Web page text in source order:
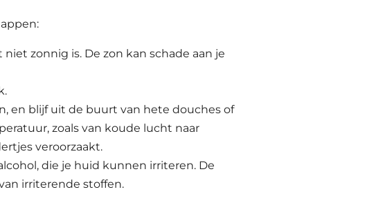
zonnig is. De zon kan schade aan je
en blijf uit de buurt van hete douches of
zoals van koude lucht naar
veroorzaakt.
die je huid kunnen irriteren. De
irriterende stoffen.